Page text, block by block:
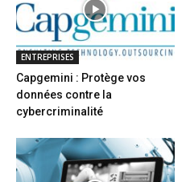
ENTREPRISES
Capgemini : Protège vos
données contre la
cybercriminalité